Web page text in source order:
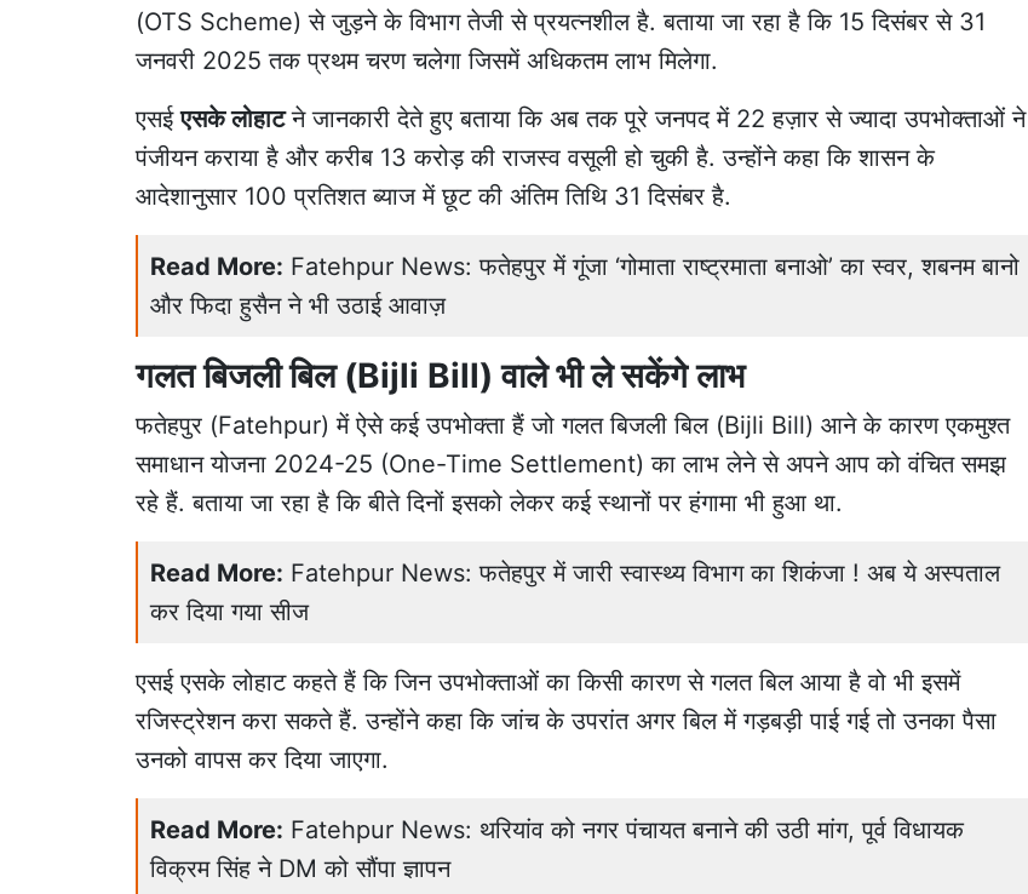
(OTS Scheme) से जुड़ने के विभाग तेजी से प्रयत्नशील है. बताया जा रहा है कि 15 दिसंबर से 31
जनवरी 2025 तक प्रथम चरण चलेगा जिसमें अधिकतम लाभ मिलेगा.
एसईएसके लोहाटने जानकारी देते हुए बताया कि अब तक पूरे जनपद में 22 हज़ार से ज्यादा उपभोक्ताओं ने
पंजीयन कराया है और करीब 13 करोड़ की राजस्व वसूली हो चुकी है. उन्होंने कहा कि शासन के
आदेशानुसार 100 प्रतिशत ब्याज में छूट की अंतिम तिथि 31 दिसंबर है.
Read More: Fatehpur News: फतेहपुर में गूंजा ‘गोमाता राष्ट्रमाता बनाओ’ का स्वर, शबनम बानो
और फिदा हुसैन ने भी उठाई आवाज़
गलत बिजली बिल (Bijli Bill) वाले भी ले सकेंगे लाभ
फतेहपुर (Fatehpur) में ऐसे कई उपभोक्ता हैं जो गलत बिजली बिल (Bijli Bill) आने के कारण एकमुश्त
समाधान योजना 2024-25 (One-Time Settlement) का लाभ लेने से अपने आप को वंचित समझ
रहे हैं. बताया जा रहा है कि बीते दिनों इसको लेकर कई स्थानों पर हंगामा भी हुआ था.
Read More: Fatehpur News: फतेहपुर में जारी स्वास्थ्य विभाग का शिकंजा ! अब ये अस्पताल
कर दिया गया सीज
एसई एसके लोहाट कहते हैं कि जिन उपभोक्ताओं का किसी कारण से गलत बिल आया है वो भी इसमें
रजिस्ट्रेशन करा सकते हैं. उन्होंने कहा कि जांच के उपरांत अगर बिल में गड़बड़ी पाई गई तो उनका पैसा
उनको वापस कर दिया जाएगा.
Read More: Fatehpur News: थरियांव को नगर पंचायत बनाने की उठी मांग, पूर्व विधायक
विक्रम सिंह ने DM को सौंपा ज्ञापन